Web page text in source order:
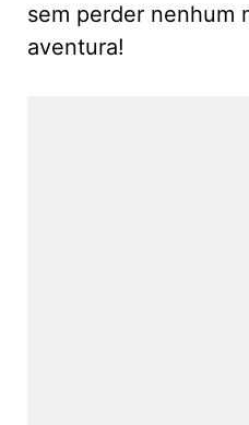
sem perder nenhum
aventura!